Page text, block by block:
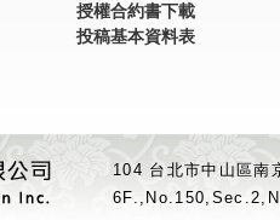
授權合約書下載
投稿基本資料表
104 台北市中山區